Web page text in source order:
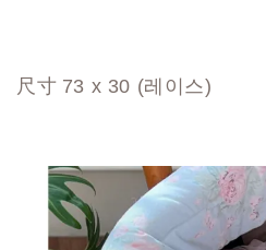
尺寸 73 x 30 (레이스)